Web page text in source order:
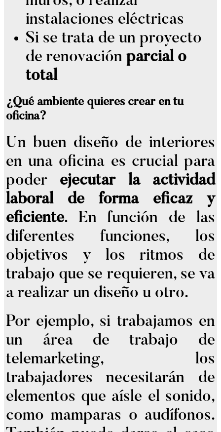
instalaciones eléctricas
Si se trata de un proyecto
de renovaciónparcial o
total
¿Qué ambiente quieres crear en tu
oficina?
Un buen diseño de interiores
en una oficina es crucial para
poder ejecutar la actividad
laboral de forma eficaz y
eficiente. En función de las
diferentes funciones, los
objetivos y los ritmos de
trabajo que se requieren, se va
a realizar un diseño u otro.
Por ejemplo, si trabajamos en
un área de trabajo de
telemarketing, los
trabajadores necesitarán de
elementos que aísle el sonido,
como mamparas o audífonos.